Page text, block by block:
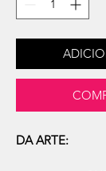
DA ARTE: